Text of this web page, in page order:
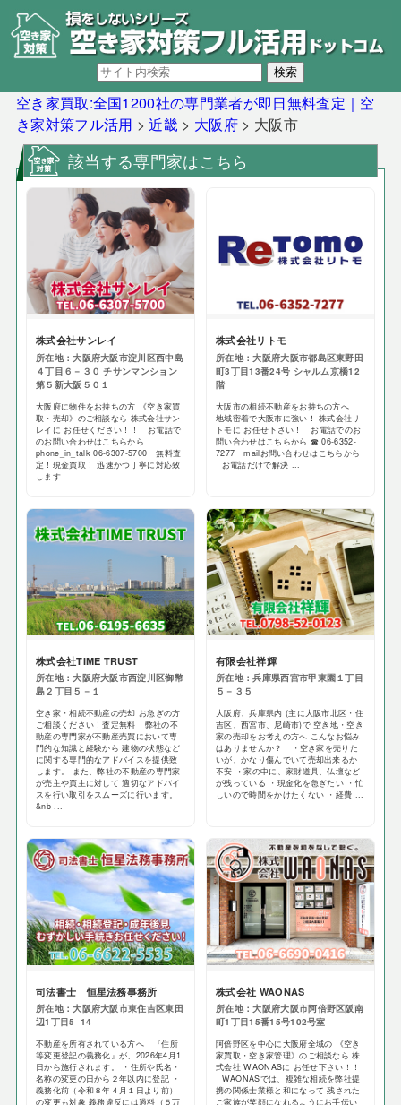
空き家買取:全国1200社の専門業者が即日無料査定｜空
き家対策フル活用 >近畿 > 大阪府 > 大阪市
該当する専門家はこちら
株式会社サンレイ
所在地：大阪府大阪市淀川区西中島
４丁目６－３０ チサンマンション
第５新大阪５０１
大阪府に物件をお持ちの方 《空き家買
取・売却》のご相談なら 株式会社サン
レイに お任せください！！ お電話で
のお問い合わせはこちらから
phone_in_talk 06-6307-5700 無料査
定！現金買取！ 迅速かつ丁寧に対応致
します ...
株式会社リトモ
所在地：大阪府大阪市都島区東野田
町3丁目13番24号 シャルム京橋12
階
大阪市の相続不動産をお持ちの方へ
地域密着で大阪市に強い！ 株式会社リ
トモに お任せ下さい！ お電話でのお
問い合わせはこちらから ☎ 06-6352-
7277 mailお問い合わせはこちらから
お電話だけで解決 ...
株式会社TIME TRUST
所在地：大阪府大阪市西淀川区御幣
島２丁目５－１
空き家・相続不動産の売却 お急ぎの方
ご相談ください！査定無料 弊社の不
動産の専門家が不動産売買において専
門的な知識と経験から 建物の状態など
に関する専門的なアドバイスを提供致
します。 また、弊社の不動産の専門家
が売主や買主に対して 適切なアドバイ
スを行い取引をスムーズに行います。
&nb ...
有限会社祥輝
所在地：兵庫県西宮市甲東園１丁目
５－３５
大阪府、兵庫県内 (主に大阪市北区・住
吉区、西宮市、尼崎市)で 空き地・空き
家の売却をお考えの方へ こんなお悩み
はありませんか？ ・空き家を売りた
いが、かなり傷んでいて売却出来るか
不安 ・家の中に、家財道具、仏壇など
が残っている ・現金化を急ぎたい ・忙
しいので時間をかけたくない ・経費 ...
司法書士 恒星法務事務所
所在地：大阪府大阪市東住吉区東田
辺1丁目5−14
不動産を所有されている方へ 『住所
等変更登記の義務化』が、2026年4月1
日から施行されます。 ・住所や氏名・
名称の変更の日から２年以内に登記 ・
義務化前（令和８年４月１日より前）
の変更も対象 義務違反には過料（５万
株式会社 WAONAS
所在地：大阪府大阪市阿倍野区阪南
町1丁目15番15号102号室
阿倍野区を中心に大阪府全域の 《空き
家買取・空き家管理》のご相談なら 株
式会社 WAONASに お任せ下さい！！
WAONASでは、複雑な相続を弊社提
携の関係士業様と和になって 残された
ご家族が笑顔になれるようにお手伝い